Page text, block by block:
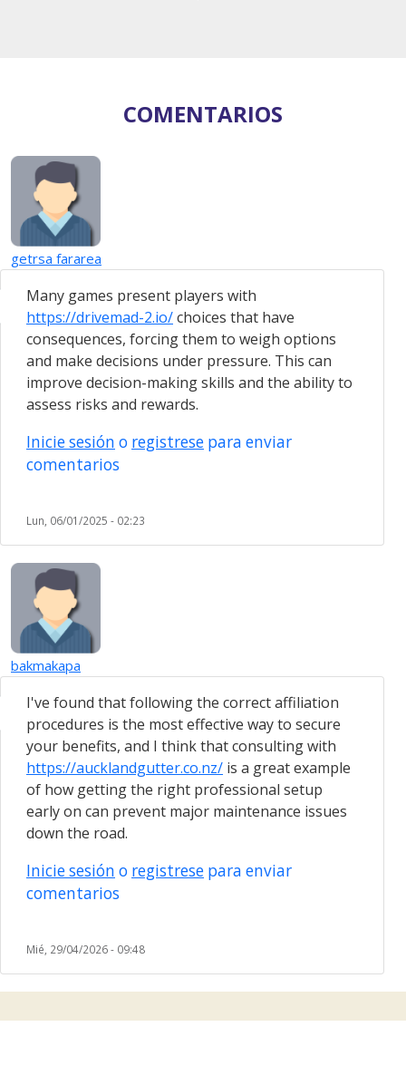
COMENTARIOS
getrsa fararea
Many games present players with
https://drivemad-2.io/choices that have
consequences, forcing them to weigh options
and make decisions under pressure. This can
improve decision-making skills and the ability to
assess risks and rewards.
Inicie sesión o registrese para enviar
comentarios
Lun, 06/01/2025 - 02:23
bakmakapa
I've found that following the correct affiliation
procedures is the most effective way to secure
your benefits, and I think that consulting with
https://aucklandgutter.co.nz/ is a great example
of how getting the right professional setup
early on can prevent major maintenance issues
down the road.
Inicie sesión o registrese para enviar
comentarios
Mié, 29/04/2026 - 09:48